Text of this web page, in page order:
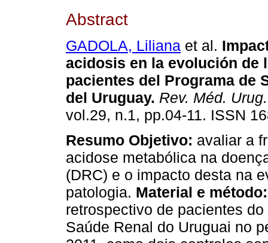
Abstract
GADOLA, Liliana et al.
acidosis en la evolución de
pacientes del Programa de
del Uruguay. Rev. Méd. Urug.
vol.29, n.1, pp.04-11. ISSN
Resumo Objetivo: avaliar a
acidose metabólica na
(DRC) e o impacto desta na
patologia. Material e método:
retrospectivo de pacientes
Saúde Renal do Uruguai no